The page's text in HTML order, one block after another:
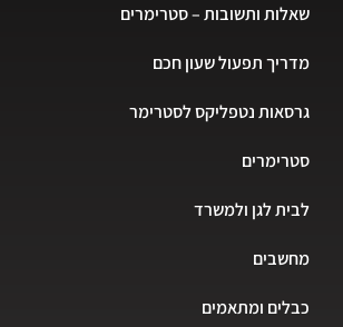
שאלות ותשובות – סטרימרים
מדריך תפעול שעון חכם
גרסאות נטפליקס לסטרימר
סטרימרים
לבית לגן ולמשרד
מחשבים
כבלים ומתאמים